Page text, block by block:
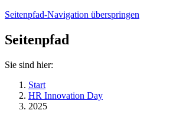
Seitenpfad-Navigation überspringen
Seitenpfad
Sie sind hier:
Start
HR Innovation Day
2025